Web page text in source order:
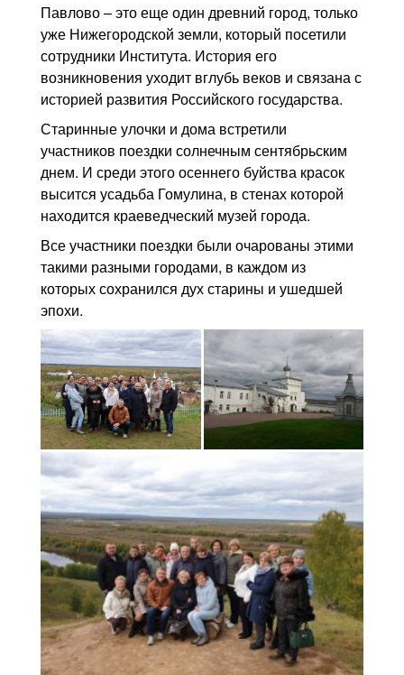
Павлово – это еще один древний город, только
уже Нижегородской земли, который посетили
сотрудники Института. История его
возникновения уходит вглубь веков и связана с
историей развития Российского государства.
Старинные улочки и дома встретили
участников поездки солнечным сентябрьским
днем. И среди этого осеннего буйства красок
высится усадьба Гомулина, в стенах которой
находится краеведческий музей города.
Все участники поездки были очарованы этими
такими разными городами, в каждом из
которых сохранился дух старины и ушедшей
эпохи.